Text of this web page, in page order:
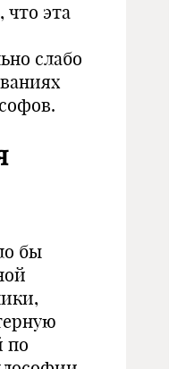
что эта
слабо
бы
по